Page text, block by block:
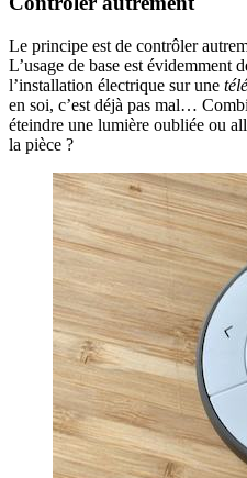
Le principe est de contrôler
L’usage de base est évidemment
l’installation électrique sur une
en soi, c’est déjà pas mal…
éteindre une lumière oubliée ou
la pièce ?